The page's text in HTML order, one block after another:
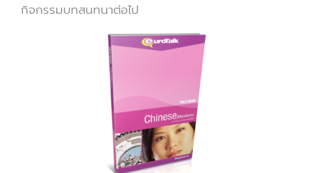
กิจกรรมบทสนทนาต่อไป